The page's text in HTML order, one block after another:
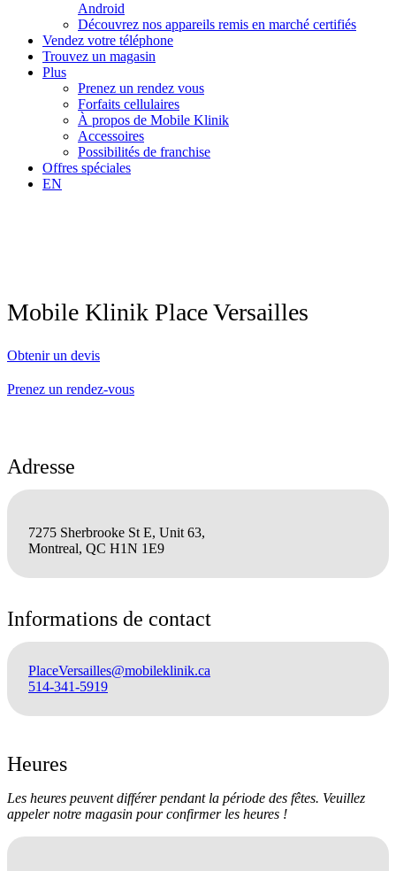
Android
Découvrez nos appareils remis en marché certifiés
Vendez votre téléphone
Trouvez un magasin
Plus
Prenez un rendez vous
Forfaits cellulaires
À propos de Mobile Klinik
Accessoires
Possibilités de franchise
Offres spéciales
EN
Mobile Klinik Place Versailles
Obtenir un devis
Prenez un rendez-vous
Adresse
7275 Sherbrooke St E, Unit 63,
Montreal, QC H1N 1E9
Informations de contact
PlaceVersailles@mobileklinik.ca
514-341-5919
Heures
Les heures peuvent différer pendant la période des fêtes. Veuillez
appeler notre magasin pour confirmer les heures !